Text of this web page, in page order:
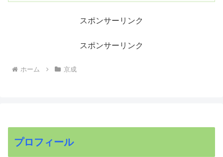
スポンサーリンク
スポンサーリンク
ホーム 京成
プロフィール